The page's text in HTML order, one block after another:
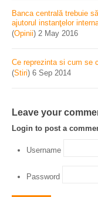
Banca centrală trebuie
ajutorul instanţelor
(Opinii) 2 May 2016
Ce reprezinta si cum se
(Stiri) 6 Sep 2014
Leave your
Login to post a
Username
Password